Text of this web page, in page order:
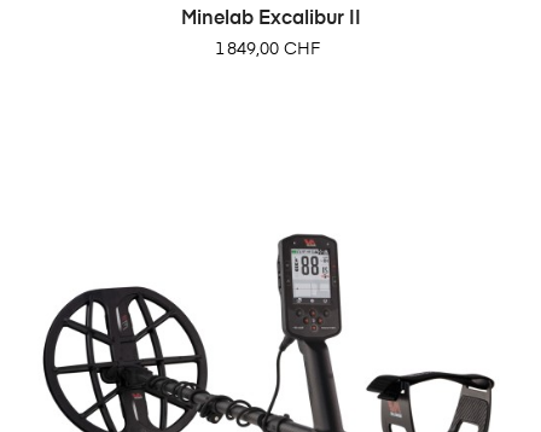
Minelab Excalibur II
Prix
1 849,00 CHF